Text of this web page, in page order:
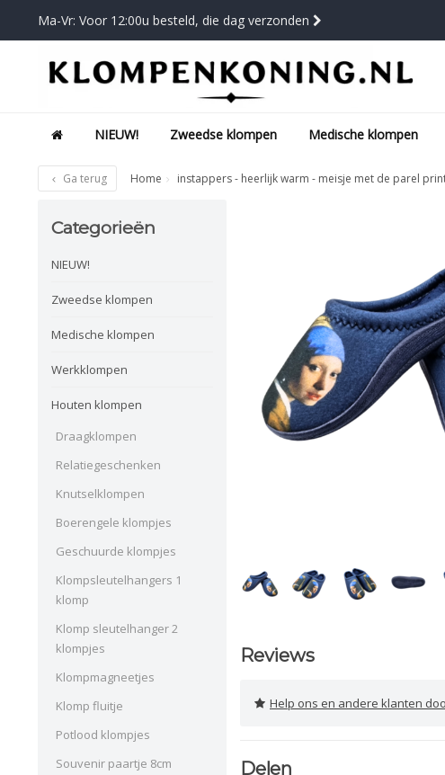
Ma-Vr: Voor 12:00u besteld, die dag verzonden
NIEUW! Zweedse klompen Medische klompen
Ga terug Home instappers - heerlijk warm - meisje met de parel
Categorieën
NIEUW!
Zweedse klompen
Medische klompen
Werkklompen
Houten klompen
Draagklompen
Relatiegeschenken
Knutselklompen
Boerengele klompjes
Geschuurde klompjes
Klompsleutelhangers 1
klomp
Klomp sleutelhanger 2
klompjes
Klompmagneetjes
Klomp fluitje
Potlood klompjes
Souvenir paartje 8cm
Reviews
Help ons en andere klanten door
Delen